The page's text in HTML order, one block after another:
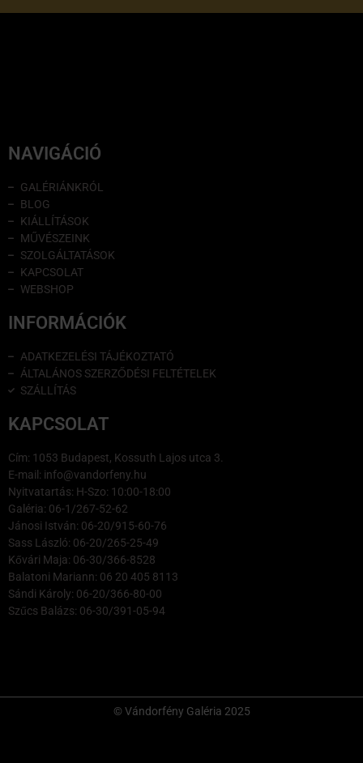
NAVIGÁCIÓ
GALÉRIÁNKRÓL
BLOG
KIÁLLÍTÁSOK
MŰVÉSZEINK
SZOLGÁLTATÁSOK
KAPCSOLAT
WEBSHOP
INFORMÁCIÓK
ADATKEZELÉSI TÁJÉKOZTATÓ
ÁLTALÁNOS SZERZŐDÉSI FELTÉTELEK
SZÁLLÍTÁS
KAPCSOLAT
Cím: 1053 Budapest, Kossuth Lajos utca 3.
E-mail: info@vandorfeny.hu
Nyitvatartás: H-Szo: 10:00-18:00
Galéria: 06-1/267-52-62
Jánosi István: 06-20/915-60-76
Sass László: 06-20/265-25-49
Kővári Maja: 06-30/366-8528
Balatoni Mariann: 06 20 405 8113
Sándi Károly: 06-20/366-80-00
Szűcs Balázs: 06-30/391-05-94
© Vándorfény Galéria 2025